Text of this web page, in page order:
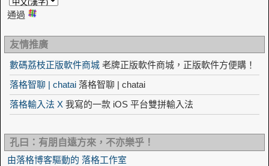
通過
友情推廣
數碼荔枝正版軟件商城 老牌正版軟件商城，正版軟件方便購！
落格智聊 | chatai 落格智聊 | chatai
落格輸入法 X 我寫的一款 iOS 平台雙拼輸入法
孔曰：有朋自遠方來，不亦樂乎！
由落格博客驅動的 落格工作室